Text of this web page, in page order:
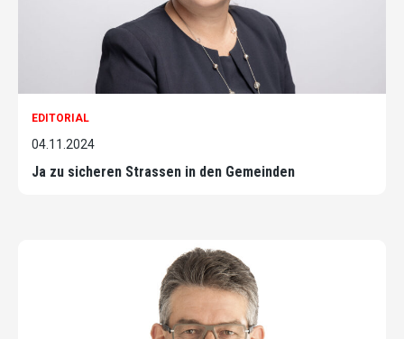
EDITORIAL
04.11.2024
Ja zu sicheren Strassen in den Gemeinden